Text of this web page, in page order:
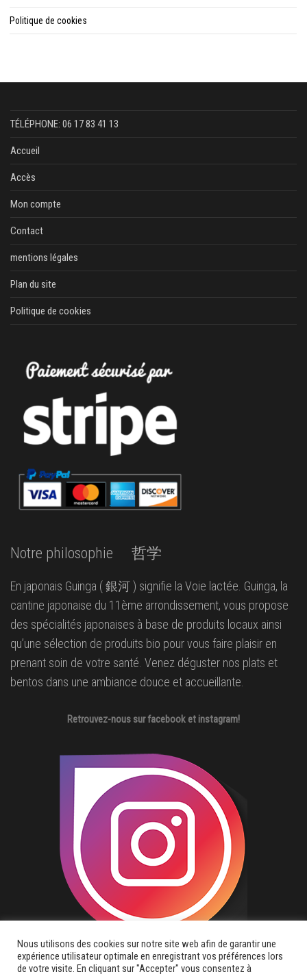
Politique de cookies
TÉLÉPHONE: 06 17 83 41 13
Accueil
Accès
Mon compte
Contact
mentions légales
Plan du site
Politique de cookies
Notre philosophie 哲学
En japonais Guinga ( 銀河 ) signifie la Voie lactée. Guinga, la
cantine japonaise du 11ème arrondissement, vous propose
des spécialités japonaises à base de produits locaux ainsi
qu’une sélection de produits bio pour vous faire plaisir en
prenant soin de votre santé. Venez déguster nos plats et
bentos dans une ambiance douce et accueillante.
Retrouvez-nous sur facebook et instagram!
Nous utilisons des cookies sur notre site web afin de garantir une
expérience utilisateur optimale en enregistrant vos préférences lors
de votre visite. En cliquant sur "Accepter" vous consentez à